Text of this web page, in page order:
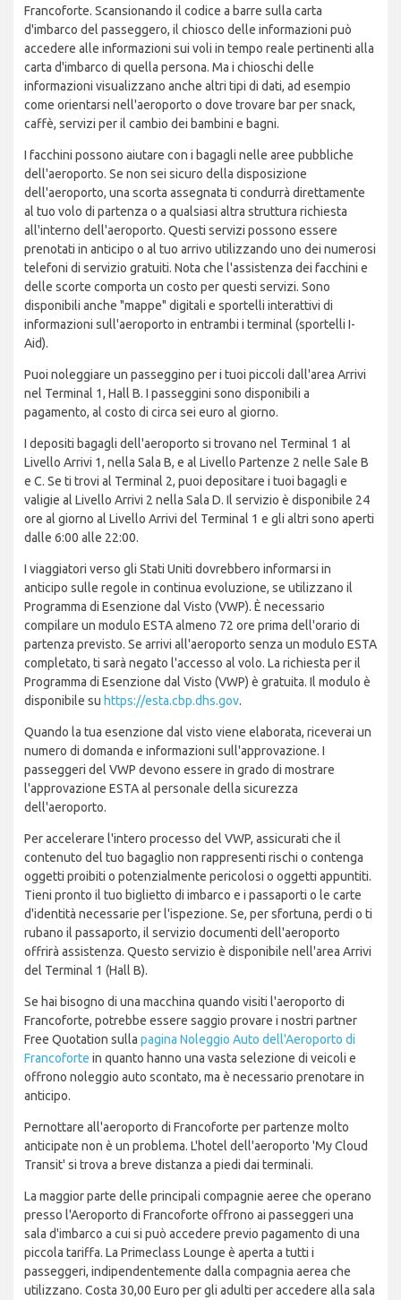
Francoforte. Scansionando il codice a barre sulla carta
d'imbarco del passeggero, il chiosco delle informazioni può
accedere alle informazioni sui voli in tempo reale pertinenti alla
carta d'imbarco di quella persona. Ma i chioschi delle
informazioni visualizzano anche altri tipi di dati, ad esempio
come orientarsi nell'aeroporto o dove trovare bar per snack,
caffè, servizi per il cambio dei bambini e bagni.
I facchini possono aiutare con i bagagli nelle aree pubbliche
dell'aeroporto. Se non sei sicuro della disposizione
dell'aeroporto, una scorta assegnata ti condurrà direttamente
al tuo volo di partenza o a qualsiasi altra struttura richiesta
all'interno dell'aeroporto. Questi servizi possono essere
prenotati in anticipo o al tuo arrivo utilizzando uno dei numerosi
telefoni di servizio gratuiti. Nota che l'assistenza dei facchini e
delle scorte comporta un costo per questi servizi. Sono
disponibili anche "mappe" digitali e sportelli interattivi di
informazioni sull'aeroporto in entrambi i terminal (sportelli I-
Aid).
Puoi noleggiare un passeggino per i tuoi piccoli dall'area Arrivi
nel Terminal 1, Hall B. I passeggini sono disponibili a
pagamento, al costo di circa sei euro al giorno.
I depositi bagagli dell'aeroporto si trovano nel Terminal 1 al
Livello Arrivi 1, nella Sala B, e al Livello Partenze 2 nelle Sale B
e C. Se ti trovi al Terminal 2, puoi depositare i tuoi bagagli e
valigie al Livello Arrivi 2 nella Sala D. Il servizio è disponibile 24
ore al giorno al Livello Arrivi del Terminal 1 e gli altri sono aperti
dalle 6:00 alle 22:00.
I viaggiatori verso gli Stati Uniti dovrebbero informarsi in
anticipo sulle regole in continua evoluzione, se utilizzano il
Programma di Esenzione dal Visto (VWP). È necessario
compilare un modulo ESTA almeno 72 ore prima dell'orario di
partenza previsto. Se arrivi all'aeroporto senza un modulo ESTA
completato, ti sarà negato l'accesso al volo. La richiesta per il
Programma di Esenzione dal Visto (VWP) è gratuita. Il modulo è
disponibile su https://esta.cbp.dhs.gov.
Quando la tua esenzione dal visto viene elaborata, riceverai un
numero di domanda e informazioni sull'approvazione. I
passeggeri del VWP devono essere in grado di mostrare
l'approvazione ESTA al personale della sicurezza
dell'aeroporto.
Per accelerare l'intero processo del VWP, assicurati che il
contenuto del tuo bagaglio non rappresenti rischi o contenga
oggetti proibiti o potenzialmente pericolosi o oggetti appuntiti.
Tieni pronto il tuo biglietto di imbarco e i passaporti o le carte
d'identità necessarie per l'ispezione. Se, per sfortuna, perdi o ti
rubano il passaporto, il servizio documenti dell'aeroporto
offrirà assistenza. Questo servizio è disponibile nell'area Arrivi
del Terminal 1 (Hall B).
Se hai bisogno di una macchina quando visiti l'aeroporto di
Francoforte, potrebbe essere saggio provare i nostri partner
Free Quotation sulla pagina Noleggio Auto dell'Aeroporto di
Francoforte in quanto hanno una vasta selezione di veicoli e
offrono noleggio auto scontato, ma è necessario prenotare in
anticipo.
Pernottare all'aeroporto di Francoforte per partenze molto
anticipate non è un problema. L'hotel dell'aeroporto 'My Cloud
Transit' si trova a breve distanza a piedi dai terminali.
La maggior parte delle principali compagnie aeree che operano
presso l'Aeroporto di Francoforte offrono ai passeggeri una
sala d'imbarco a cui si può accedere previo pagamento di una
piccola tariffa. La Primeclass Lounge è aperta a tutti i
passeggeri, indipendentemente dalla compagnia aerea che
utilizzano. Costa 30,00 Euro per gli adulti per accedere alla sala